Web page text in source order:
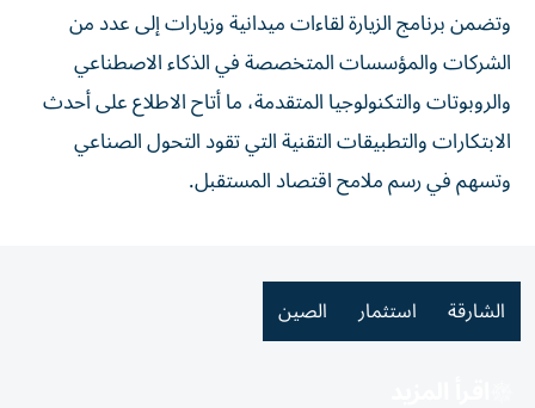
وتضمن برنامج الزيارة لقاءات ميدانية وزيارات إلى عدد من
الشركات والمؤسسات المتخصصة في الذكاء الاصطناعي
والروبوتات والتكنولوجيا المتقدمة، ما أتاح الاطلاع على أحدث
الابتكارات والتطبيقات التقنية التي تقود التحول الصناعي
وتسهم في رسم ملامح اقتصاد المستقبل.
الشارقة استثمار الصين